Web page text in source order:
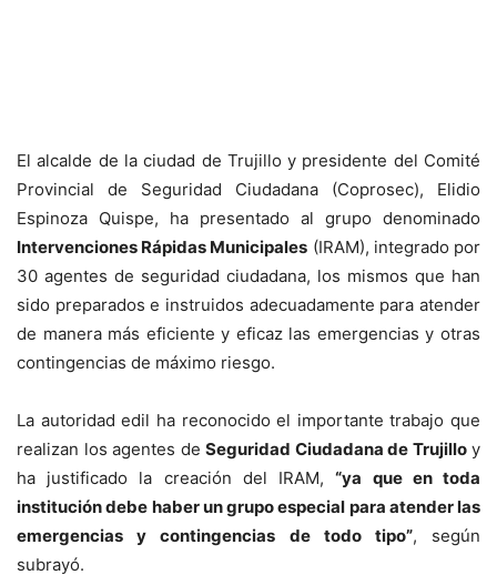
El alcalde de la ciudad de Trujillo y presidente del Comité
Provincial de Seguridad Ciudadana (Coprosec), Elidio
Espinoza Quispe, ha presentado al grupo denominado
Intervenciones Rápidas Municipales (IRAM), integrado por
30 agentes de seguridad ciudadana, los mismos que han
sido preparados e instruidos adecuadamente para atender
de manera más eficiente y eficaz las emergencias y otras
contingencias de máximo riesgo.
La autoridad edil ha reconocido el importante trabajo que
realizan los agentes de Seguridad Ciudadana de Trujilloy
ha justificado la creación del IRAM,“ya que en toda
institución debe haber un grupo especial para atender las
emergencias y contingencias de todo tipo”, según
subrayó.